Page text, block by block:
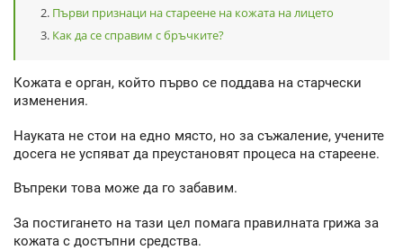
Първи признаци на стареене на кожата на лицето
Как да се справим с бръчките?
Кожата е орган, който първо се поддава на старчески
изменения.
Науката не стои на едно място, но за съжаление, учените
досега не успяват да преустановят процеса на стареене.
Въпреки това може да го забавим.
За постигането на тази цел помага правилната грижа за
кожата с достъпни средства.